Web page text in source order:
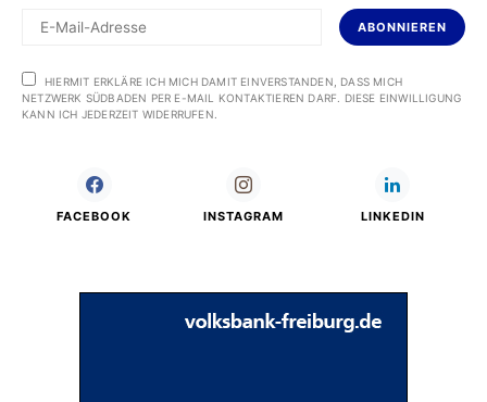
ABONNIEREN
HIERMIT ERKLÄRE ICH MICH DAMIT EINVERSTANDEN, DASS MICH
NETZWERK SÜDBADEN PER E-MAIL KONTAKTIEREN DARF. DIESE EINWILLIGUNG
KANN ICH JEDERZEIT WIDERRUFEN.
FACEBOOK INSTAGRAM LINKEDIN